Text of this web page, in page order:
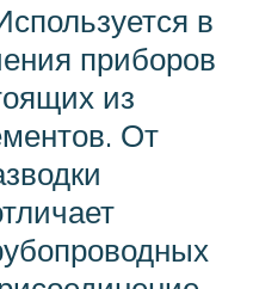
в
приборов
из
От